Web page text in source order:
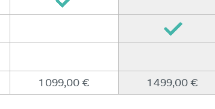
1 099,00 € 1 499,00 €